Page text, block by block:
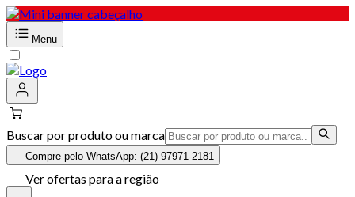
Menu
Buscar por produto ou marca
Compre pelo WhatsApp: (21) 97971-2181
Ver ofertas para a região